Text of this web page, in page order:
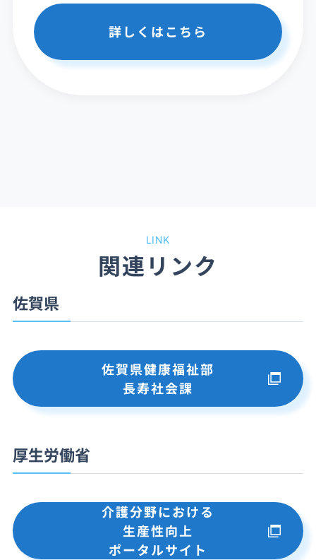
詳しくはこちら
LINK
関連リンク
佐賀県
佐賀県健康福祉部
長寿社会課
厚生労働省
介護分野における
生産性向上
ポータルサイト